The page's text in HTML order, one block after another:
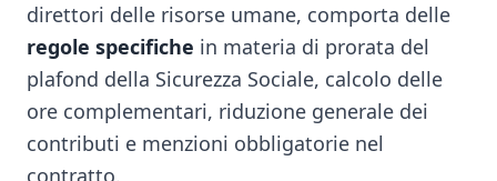
direttori delle risorse umane, comporta delle
regole specifiche in materia di prorata del
plafond della Sicurezza Sociale, calcolo delle
ore complementari, riduzione generale dei
contributi e menzioni obbligatorie nel
contratto.